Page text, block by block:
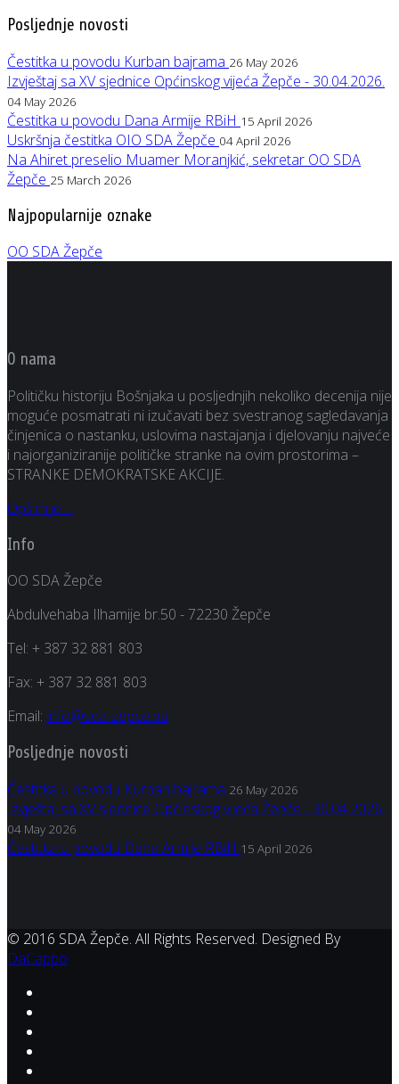
Posljednje novosti
Čestitka u povodu Kurban bajrama 26 May 2026
Izvještaj sa XV sjednice Općinskog vijeća Žepče - 30.04.2026.
04 May 2026
Čestitka u povodu Dana Armije RBiH 15 April 2026
Uskršnja čestitka OIO SDA Žepče 04 April 2026
Na Ahiret preselio Muamer Moranjkić, sekretar OO SDA
Žepče 25 March 2026
Najpopularnije oznake
OO SDA Žepče
O nama
Političku historiju Bošnjaka u posljednjih nekoliko decenija nije
moguće posmatrati ni izučavati bez svestranog sagledavanja
činjenica o nastanku, uslovima nastajanja i djelovanju najveće
i najorganiziranije političke stranke na ovim prostorima –
STRANKE DEMOKRATSKE AKCIJE.
Opširnije ...
Info
OO SDA Žepče
Abdulvehaba Ilhamije br.50 - 72230 Žepče
Tel: + 387 32 881 803
Fax: + 387 32 881 803
Email: info@sda-zepce.ba
Posljednje novosti
Čestitka u povodu Kurban bajrama 26 May 2026
Izvještaj sa XV sjednice Općinskog vijeća Žepče - 30.04.2026.
04 May 2026
Čestitka u povodu Dana Armije RBiH 15 April 2026
© 2016 SDA Žepče. All Rights Reserved. Designed By
DaCappo